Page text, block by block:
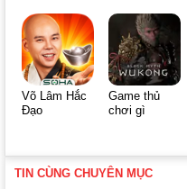
Võ Lâm Hắc
Đạo
Game thủ
chơi gì
TIN CÙNG CHUYÊN MỤC